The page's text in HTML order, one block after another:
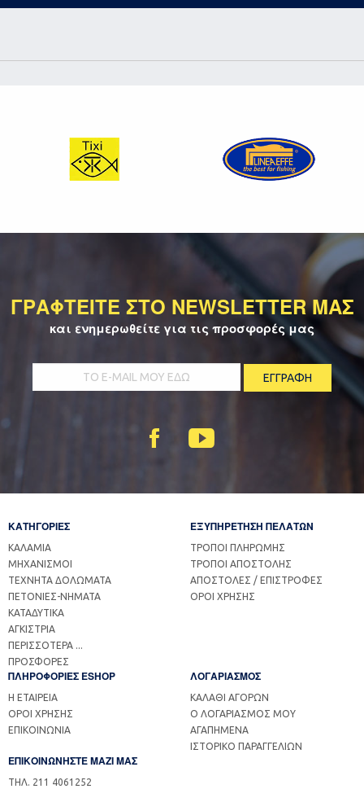
ΓΡΑΦΤΕΙΤΕ ΣΤΟ NEWSLETTER ΜΑΣ
και ενημερωθείτε για τις προσφορές μας
ΚΑΤΗΓΟΡΙΕΣ
ΚΑΛΑΜΙΑ
ΜΗΧΑΝΙΣΜΟΙ
ΤΕΧΝΗΤΑ ΔΟΛΩΜΑΤΑ
ΠΕΤΟΝΙΕΣ-ΝΗΜΑΤΑ
ΚΑΤΑΔΥΤΙΚΑ
ΑΓΚΙΣΤΡΙΑ
ΠΕΡΙΣΣΟΤΕΡΑ ...
ΠΡΟΣΦΟΡΕΣ
ΕΞΥΠΗΡΕΤΗΣΗ ΠΕΛΑΤΩΝ
ΤΡΟΠΟΙ ΠΛΗΡΩΜΗΣ
ΤΡΟΠΟΙ ΑΠΟΣΤΟΛΗΣ
ΑΠΟΣΤΟΛΕΣ / ΕΠΙΣΤΡΟΦΕΣ
ΟΡΟΙ ΧΡΗΣΗΣ
ΠΛΗΡΟΦΟΡΙΕΣ ESHOP
Η ΕΤΑΙΡΕΙΑ
ΟΡΟΙ ΧΡΗΣΗΣ
ΕΠΙΚΟΙΝΩΝΙΑ
ΛΟΓΑΡΙΑΣΜΟΣ
ΚΑΛΑΘΙ ΑΓΟΡΩΝ
Ο ΛΟΓΑΡΙΑΣΜΟΣ ΜΟΥ
ΑΓΑΠΗΜΕΝΑ
ΙΣΤΟΡΙΚΟ ΠΑΡΑΓΓΕΛΙΩΝ
ΕΠΙΚΟΙΝΩΝΗΣΤΕ ΜΑΖΙ ΜΑΣ
ΤΗΛ. 211 4061252